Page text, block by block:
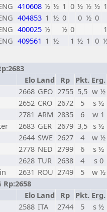
410608 ½ ½ 1 0 ½ ½ ½
404853 1 ½ 0 0 ½ 0
400025 ½ ½ 0
409561 1 ½ 1 ½ 1 0
Elo Land Rp Pkt. Erg.
2668 GEO 2755 5,5 w ½
2652 CRO 2672 5
s ½
2781 ARM 2835 6
w 1
2683 GER 2679 3,5 s ½
2644 SWE 2627 4
w ½
2778 NED 2799 6
s ½
2628 TUR 2638 4
s 0
2631 ROU 2749 5
w ½
Rp:2658
Elo Land Rp Pkt. Erg.
2588 ITA 2744 5
s ½